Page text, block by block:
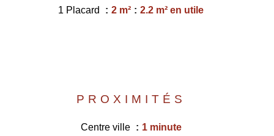
1 Placard
2 m² 2.2 m² en utile
PROXIMITÉS
Centre ville 1 minute